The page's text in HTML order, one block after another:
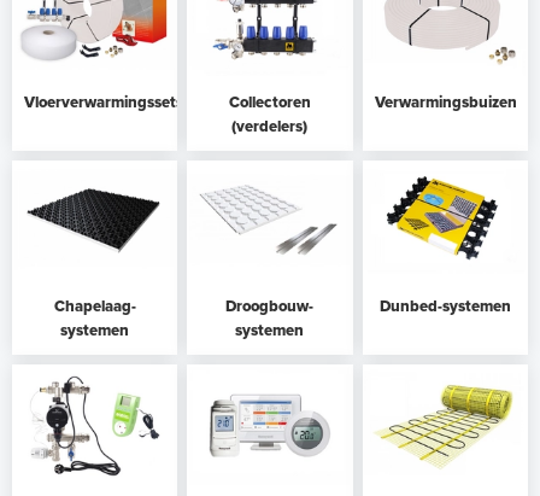
Vloerverwarmingssets
Collectoren
(verdelers)
Verwarmingsbuizen
Chapelaag-
systemen
Droogbouw-
systemen
Dunbed-systemen